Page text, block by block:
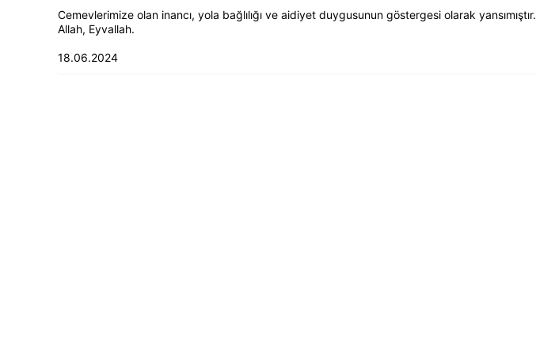
Cemevlerimize olan inancı, yola bağlılığı ve aidiyet duygusunun göstergesi olarak yansımıştır.
Allah, Eyvallah.
18.06.2024